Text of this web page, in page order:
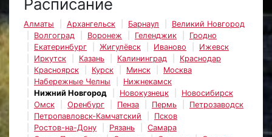
Расписание
Алматы Архангельск Барнаул
Великий Новгород
Волгоград
Воронеж Геленджик
Гродно
Екатеринбург
Жигулёвск Иваново
Ижевск
Иркутск
Казань Калининград
Краснодар
Красноярск
Курск Минск
Москва
Набережные Челны
Нижнекамск
Нижний Новгород
Новокузнецк
Новосибирск
Омск
Оренбург Пенза Пермь
Петрозаводск
Петропавловск-Камчатский
Псков
Ростов-на-Дону
Рязань
Самара